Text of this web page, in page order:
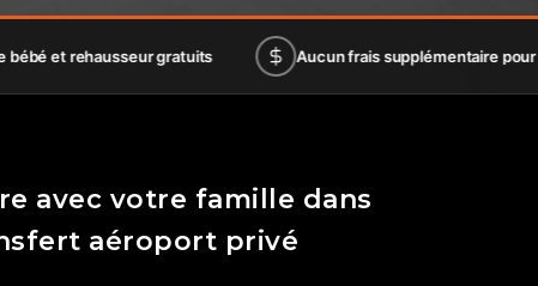
gratuits Aucun frais supplémentaire pour les paiements
avec votre famille dans
aéroport privé